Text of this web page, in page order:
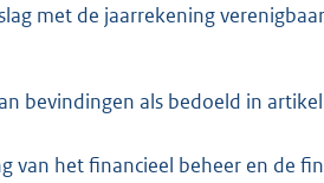
met de jaarrekening
bevindingen als bedoeld in
van het financieel beheer en de